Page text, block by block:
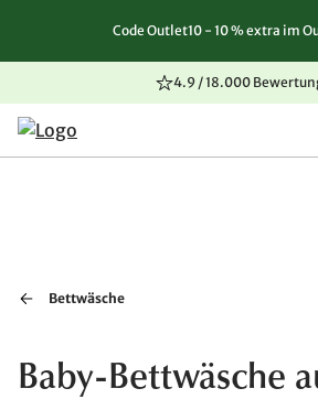
Zum Inhalt springen
Zur Navigation springen
Zum Seitenende springen
Code Outlet10 - 10 % extra im
4.9 / 18.000
Bettwäsche
Baby-Bettwäsche